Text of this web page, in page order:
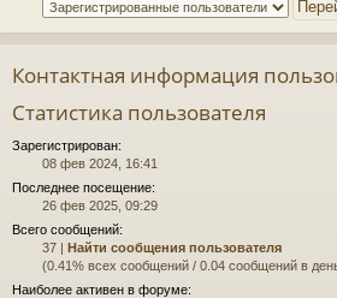
Контактная информация
Статистика пользователя
Зарегистрирован:
08 фев 2024, 16:41
Последнее посещение:
26 фев 2025, 09:29
Всего сообщений:
37 | Найти сообщения пользователя
(0.41% всех сообщений / 0.04 сообщений в
Наиболее активен в форуме: